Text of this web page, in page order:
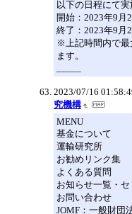
以下の日程にて
開始：2023年9
終了：2023年9
※上記時間内で最
ます。
2023/07/16
究機構
MENU
基金について
運輸研究所
お勧めリンク集
よくある質問
お知らせ一覧・
お問い合わせ
JOMF：一般財団